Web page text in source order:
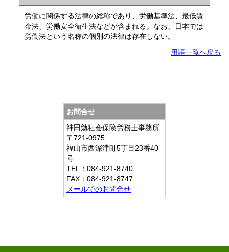
労働に関係する法律の総称であり、労働基準法、最低賃
金法、労働安全衛生法などが含まれる。なお、日本では
労働法という名称の個別の法律は存在しない。
用語一覧へ戻る
お問合せ
神田勉社会保険労務士事務所
〒721-0975
福山市西深津町5丁目23番40
号
TEL：084-921-8740
FAX：084-921-8747
メールでのお問合せ